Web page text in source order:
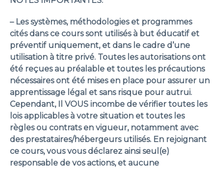
– Les systèmes, méthodologies et programmes
cités dans ce cours sont utilisés à but éducatif et
préventif uniquement, et dans le cadre d’une
utilisation à titre privé. Toutes les autorisations ont
été reçues au préalable et toutes les précautions
nécessaires ont été mises en place pour assurer un
apprentissage légal et sans risque pour autrui.
Cependant, Il VOUS incombe de vérifier toutes les
lois applicables à votre situation et toutes les
règles ou contrats en vigueur, notamment avec
des prestataires/hébergeurs utilisés. En rejoignant
ce cours, vous vous déclarez ainsi seul(e)
responsable de vos actions, et aucune